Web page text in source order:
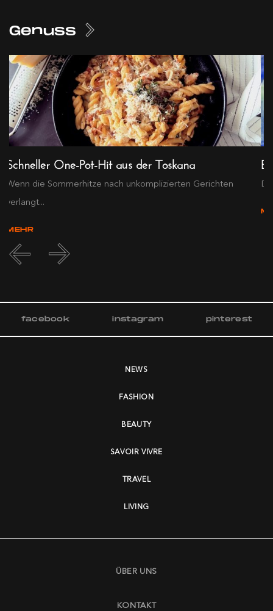
Genuss
Schneller One-Pot-Hit aus der Toskana
Wenn die Sommerhitze nach unkomplizierten Gerichten
verlangt...
MEHR
facebook instagram pinterest
NEWS
FASHION
BEAUTY
SAVOIR VIVRE
TRAVEL
LIVING
ÜBER UNS
KONTAKT